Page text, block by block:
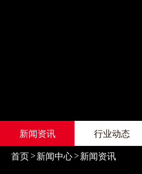
新闻资讯 行业动态
首页 新闻中心 新闻资讯